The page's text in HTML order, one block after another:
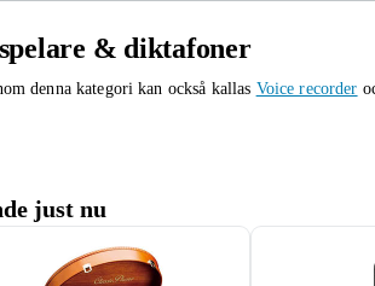
& diktafoner
denna kategori kan också kallas Voice recorder
just nu